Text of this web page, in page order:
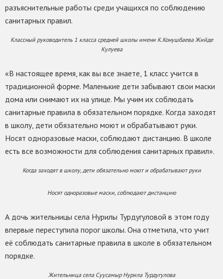
разъяснительные работы среди учащихся по соблюдению
санитарных правил.
Классный руководитель 1 класса средней школы имени К.Конушбаева Жийде
Кулуева
«В настоящее время, как вы все знаете, 1 класс учится в
традиционной форме. Маленькие дети забывают свои маски
дома или снимают их на улице. Мы учим их соблюдать
санитарные правила в обязательном порядке. Когда заходят
в школу, дети обязательно моют и обрабатывают руки.
Носят одноразовые маски, соблюдают дистанцию. В школе
есть все возможности для соблюдения санитарных правил».
Когда заходят в школу, дети обязательно моют и обрабатывают руки
Носят одноразовые маски, соблюдают дистанцию
А дочь жительницы села Нурилы Турдугуловой в этом году
впервые переступила порог школы. Она отметила, что учит
её соблюдать санитарные правила в школе в обязательном
порядке.
Жительница села Суусамыр Нурила Турдугулова